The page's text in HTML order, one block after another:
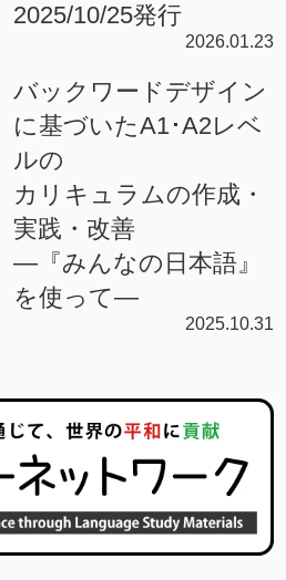
2025/10/25発行
2026.01.23
バックワードデザイン
に基づいたA1･A2レベ
ルの
カリキュラムの作成・
実践・改善
―『みんなの日本語』
を使って―
2025.10.31